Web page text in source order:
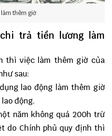
thêm giờ
trả tiền lương làm
thì việc làm thêm giờ của
sau:
lao động làm thêm giờ
động.
năm không quá 200h trừ
do Chính phủ quy định thì